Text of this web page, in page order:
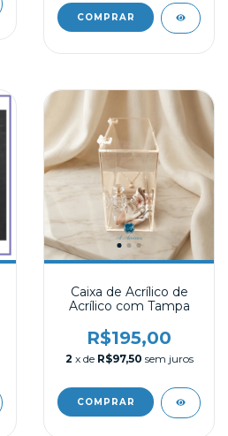
Caixa de Acrílico de
Acrílico com Tampa
R$195,00
2 x de R$97,50 sem juros